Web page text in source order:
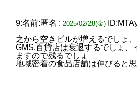
9:名前:匿名 : 2025/02/28(金)
之から空きビルが増えるでしょ
GMS.百貨店は衰退するでしょ、
ますので残るでしょ
地域密着の食品店舗は伸びると